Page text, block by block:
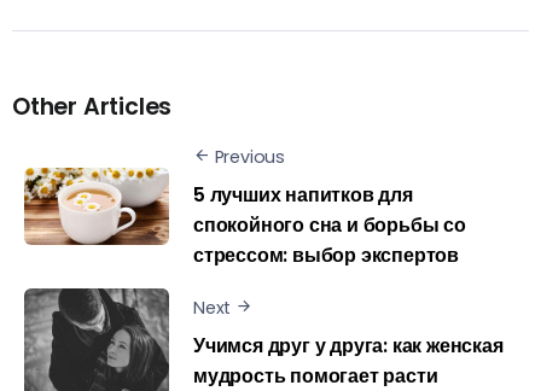
Other Articles
Previous
5 лучших напитков для
спокойного сна и борьбы со
стрессом: выбор экспертов
Next
Учимся друг у друга: как женская
мудрость помогает расти